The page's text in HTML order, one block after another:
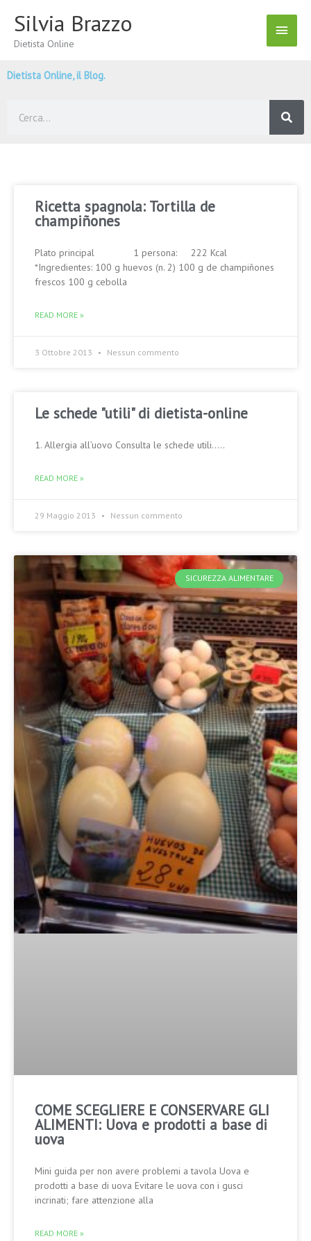
contenuto
Silvia Brazzo
Dietista Online
Menu
Dietista Online, il Blog.
Ricetta spagnola: Tortilla de
champiñones
Plato principal 1 persona: 222 Kcal
*Ingredientes: 100 g huevos (n. 2) 100 g de champiñones
frescos 100 g cebolla
READ MORE »
3 Ottobre 2013 Nessun commento
Le schede "utili" di dietista-online
1. Allergia all’uovo Consulta le schede utili…..
READ MORE »
29 Maggio 2013 Nessun commento
SICUREZZA ALIMENTARE
COME SCEGLIERE E CONSERVARE GLI
ALIMENTI: Uova e prodotti a base di
uova
Mini guida per non avere problemi a tavola Uova e
prodotti a base di uova Evitare le uova con i gusci
incrinati; fare attenzione alla
READ MORE »